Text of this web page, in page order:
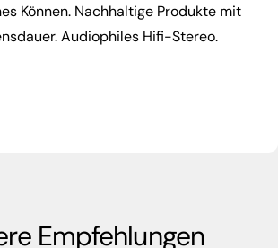
Können. Nachhaltige Produkte mit
Audiophiles Hifi-Stereo.
Empfehlungen